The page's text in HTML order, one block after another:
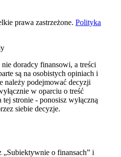
prawa zastrzeżone. Polityka
doradcy finansowi, a treści
są na osobistych opiniach i
należy podejmować decyzji
w oparciu o treść
stronie - ponosisz wyłączną
siebie decyzje.
o finansach” i